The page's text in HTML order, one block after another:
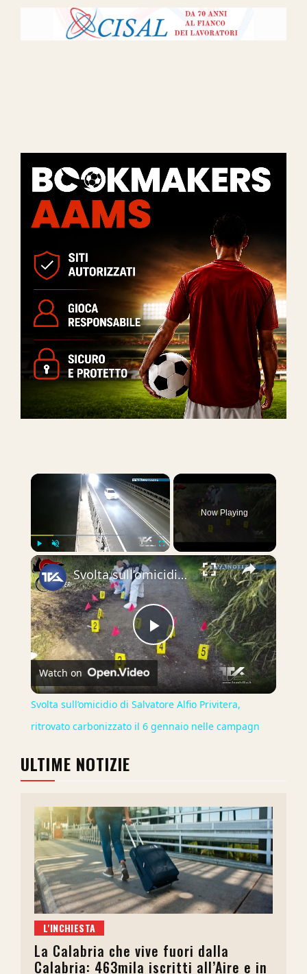
×
Play Unmute
Now Playing
×
Play
Video
Svolta sull’omicidio di Salvatore Alfio Privitera, ritrovato carbonizzato il 6 gennaio nelle campagn
Watch on
Svolta sull’omicidio di Salvatore Alfio Privitera,
ritrovato carbonizzato il 6 gennaio nelle campagn
ULTIME NOTIZIE
L'INCHIESTA
La Calabria che vive fuori dalla
Calabria: 463mila iscritti all’Aire e in